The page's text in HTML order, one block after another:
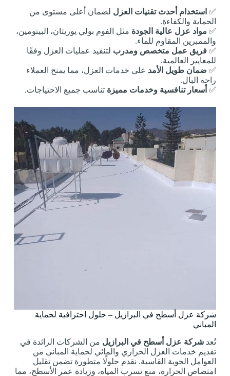
✅ استخدام أحدث تقنيات العزل لضمان أعلى مستوى من
الحماية والكفاءة.
✅ مواد عزل عالية الجودة مثل الفوم بولي يوريثان، البيتومين،
والممبرين المقاوم للماء.
✅ فريق عمل متخصص ومدرب لتنفيذ عمليات العزل وفقًا
للمعايير العالمية.
✅ ضمان طويل الأمد على خدمات العزل، مما يمنح العملاء
راحة البال.
✅ أسعار تنافسية وخدمات مميزة تناسب جميع الاحتياجات.
شركة عزل أسطح في البرازيل – حلول احترافية لحماية
المباني
تُعد شركة عزل أسطح في البرازيل من الشركات الرائدة في
تقديم خدمات العزل الحراري والمائي لحماية المباني من
العوامل الجوية القاسية. نقدم حلولًا متطورة تضمن تقليل
امتصاص الحرارة، منع تسرب المياه، وزيادة عمر الأسطح، مما